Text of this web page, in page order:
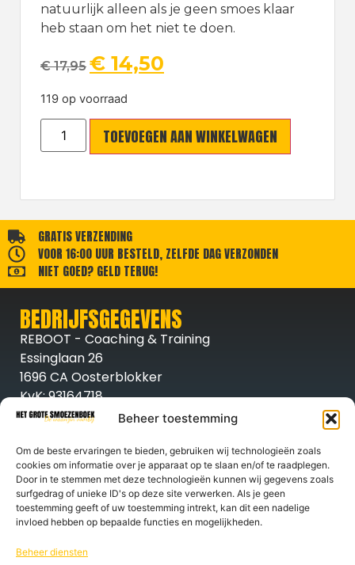
Beheer toestemming
Om de beste ervaringen te bieden, gebruiken wij technologieën zoals
cookies om informatie over je apparaat op te slaan en/of te raadplegen.
Door in te stemmen met deze technologieën kunnen wij gegevens zoals
surfgedrag of unieke ID's op deze site verwerken. Als je geen
toestemming geeft of uw toestemming intrekt, kan dit een nadelige
invloed hebben op bepaalde functies en mogelijkheden.
Beheer diensten
natuurlijk alleen als je geen smoes klaar
heb staan om het niet te doen.
€17,95 € 14,50
119 op voorraad
TOEVOEGEN AAN WINKELWAGEN
GRATIS VERZENDING
VOOR 16:00 UUR BESTELD, ZELFDE DAG VERZONDEN
NIET GOED? GELD TERUG!
BEDRIJFSGEGEVENS
REBOOT - Coaching & Training
Essinglaan 26
1696 CA Oosterblokker
KvK: 93164718
BTW nr. NL005007191B02
Algemene voorwaarden
Privacybeleid
Cookie beleid
KLANTENSERVICE
Mijn account